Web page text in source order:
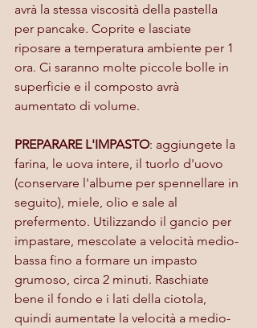
avrà la stessa viscosità della pastella
per pancake. Coprite e lasciate
riposare a temperatura ambiente per 1
ora. Ci saranno molte piccole bolle in
superficie e il composto avrà
aumentato di volume.
PREPARARE L'IMPASTO: aggiungete la
farina, le uova intere, il tuorlo d'uovo
(conservare l'albume per spennellare in
seguito), miele, olio e sale al
prefermento. Utilizzando il gancio per
impastare, mescolate a velocità medio-
bassa fino a formare un impasto
grumoso, circa 2 minuti. Raschiate
bene il fondo e i lati della ciotola,
quindi aumentate la velocità a medio-